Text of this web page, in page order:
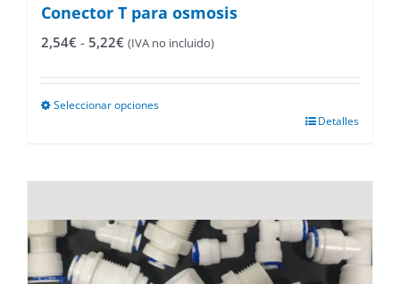
Conector T para osmosis
2,54€ - 5,22€Rango
precios:
2,54€
(IVA no incluido)
Seleccionar opciones
opciones
se
pueden
elegir
Detalles